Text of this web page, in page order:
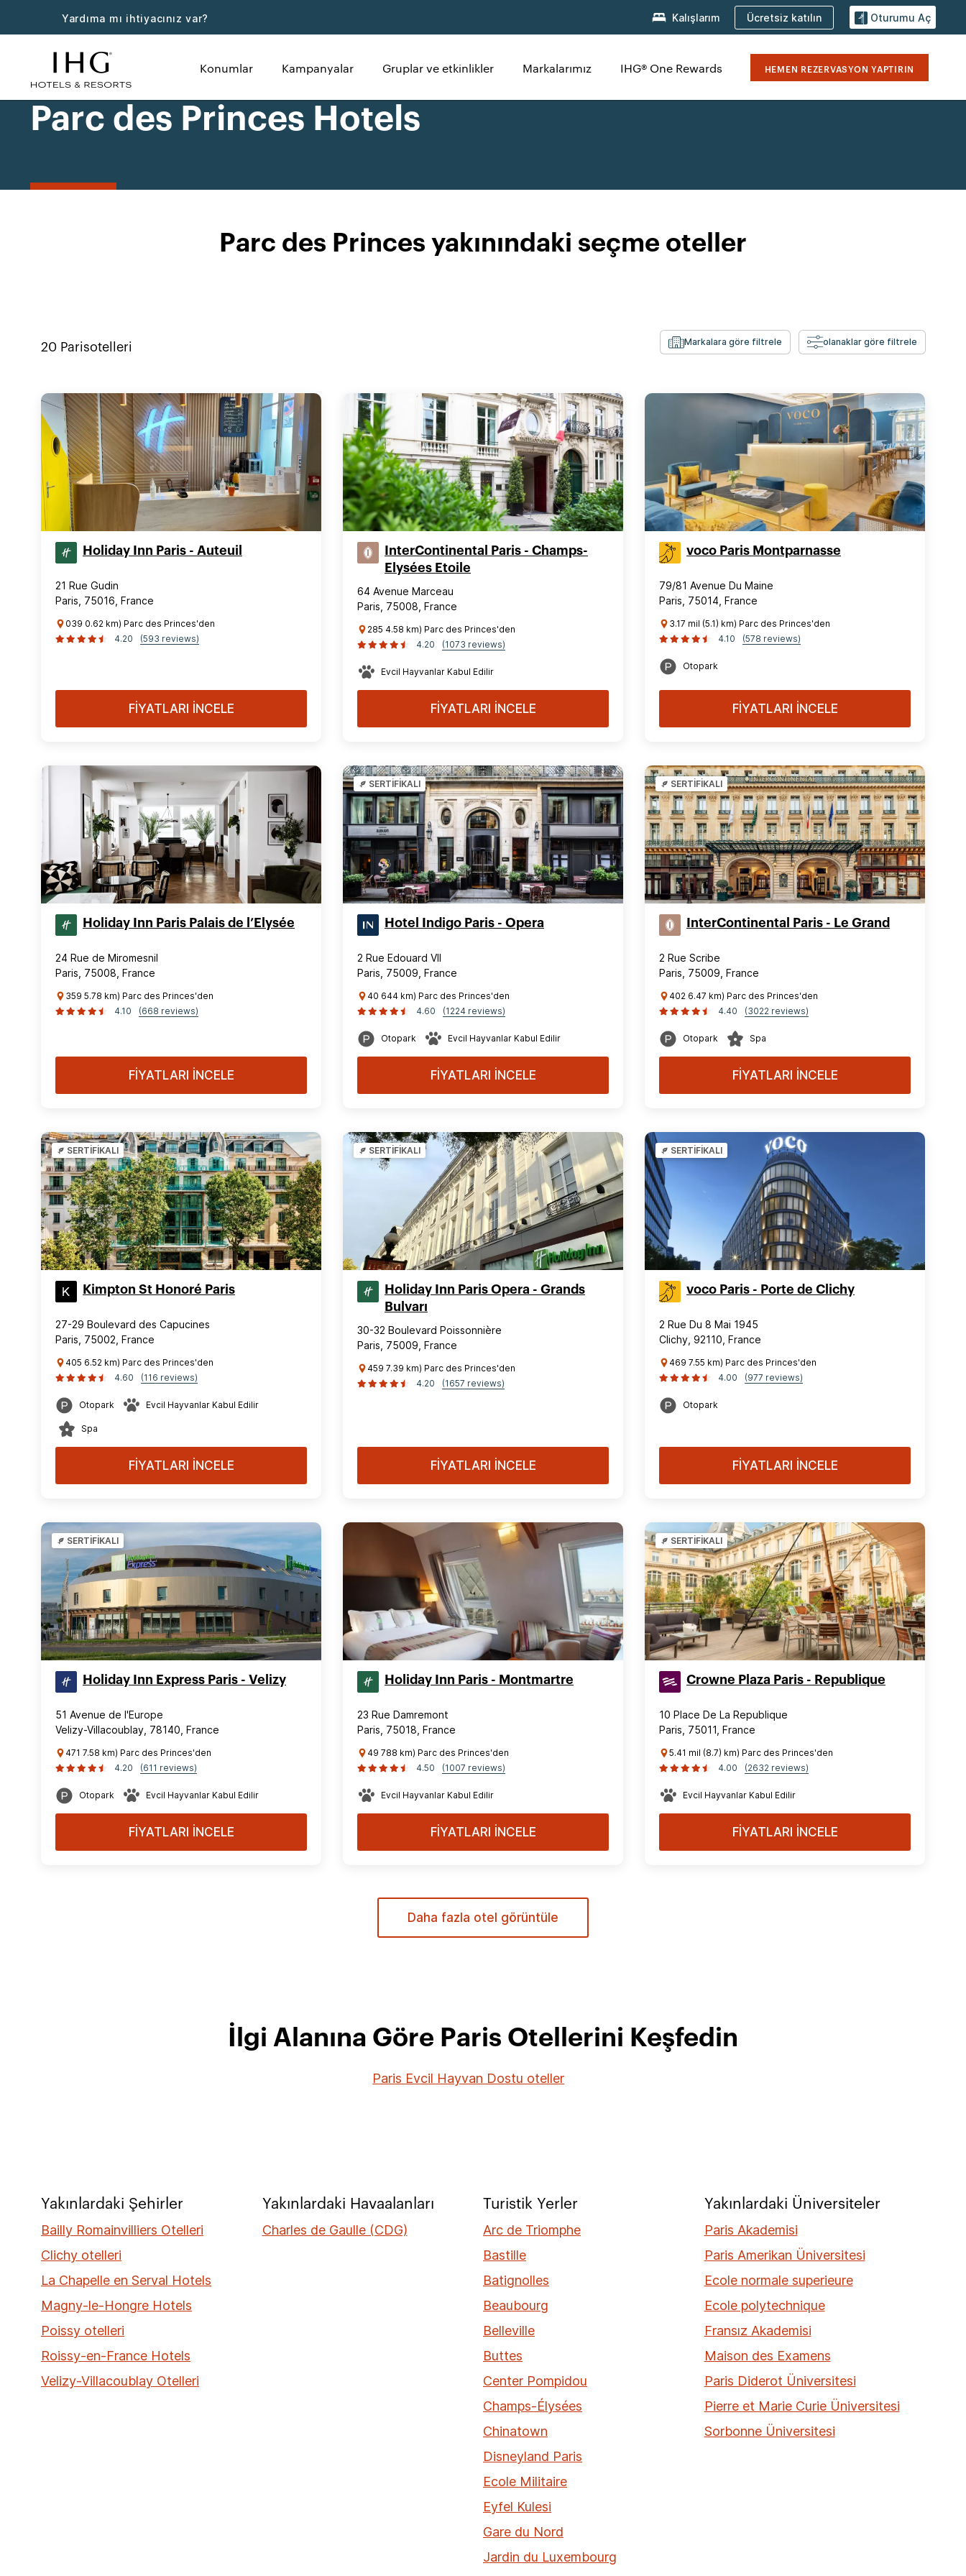
Yardıma mı ihtiyacınız var? Kalışlarım Ücretsiz katılın Oturumu Aç
Konumlar Kampanyalar Gruplar ve etkinlikler Markalarımız IHG® One Rewards HEMEN REZERVASYON YAPTIRIN
Parc des Princes Hotels
Parc des Princes yakınındaki seçme oteller
20 Parisotelleri Markalara göre filtrele olanaklar göre filtrele
Holiday Inn Paris - Auteuil
21 Rue Gudin
Paris, 75016, France
039 0.62 km) Parc des Princes'den
4.20
(593 reviews)
FİYATLARI İNCELE
InterContinental Paris - Champs-
Elysées Etoile
64 Avenue Marceau
Paris, 75008, France
285 4.58 km) Parc des Princes'den
4.20
(1073 reviews)
Evcil Hayvanlar Kabul Edilir
FİYATLARI İNCELE
voco Paris Montparnasse
79/81 Avenue Du Maine
Paris, 75014, France
3.17 mil (5.1) km) Parc des Princes'den
4.10
(578 reviews)
Otopark
FİYATLARI İNCELE
Holiday Inn Paris Palais de l’Elysée
24 Rue de Miromesnil
Paris, 75008, France
359 5.78 km) Parc des Princes'den
4.10
(668 reviews)
FİYATLARI İNCELE
SERTİFİKALI
Hotel Indigo Paris - Opera
2 Rue Edouard VII
Paris, 75009, France
40 644 km) Parc des Princes'den
4.60
(1224 reviews)
Otopark Evcil Hayvanlar Kabul Edilir
FİYATLARI İNCELE
SERTİFİKALI
InterContinental Paris - Le Grand
2 Rue Scribe
Paris, 75009, France
402 6.47 km) Parc des Princes'den
4.40
(3022 reviews)
Otopark Spa
FİYATLARI İNCELE
SERTİFİKALI
Kimpton St Honoré Paris
27-29 Boulevard des Capucines
Paris, 75002, France
405 6.52 km) Parc des Princes'den
4.60
(116 reviews)
Otopark Evcil Hayvanlar Kabul Edilir
Spa
FİYATLARI İNCELE
SERTİFİKALI
Holiday Inn Paris Opera - Grands
Bulvarı
30-32 Boulevard Poissonnière
Paris, 75009, France
459 7.39 km) Parc des Princes'den
4.20
(1657 reviews)
FİYATLARI İNCELE
SERTİFİKALI
voco Paris - Porte de Clichy
2 Rue Du 8 Mai 1945
Clichy, 92110, France
469 7.55 km) Parc des Princes'den
4.00
(977 reviews)
Otopark
FİYATLARI İNCELE
SERTİFİKALI
Holiday Inn Express Paris - Velizy
51 Avenue de l'Europe
Velizy-Villacoublay, 78140, France
471 7.58 km) Parc des Princes'den
4.20
(611 reviews)
Otopark Evcil Hayvanlar Kabul Edilir
FİYATLARI İNCELE
Holiday Inn Paris - Montmartre
23 Rue Damremont
Paris, 75018, France
49 788 km) Parc des Princes'den
4.50
(1007 reviews)
Evcil Hayvanlar Kabul Edilir
FİYATLARI İNCELE
SERTİFİKALI
Crowne Plaza Paris - Republique
10 Place De La Republique
Paris, 75011, France
5.41 mil (8.7) km) Parc des Princes'den
4.00
(2632 reviews)
Evcil Hayvanlar Kabul Edilir
FİYATLARI İNCELE
Daha fazla otel görüntüle
İlgi Alanına Göre Paris Otellerini Keşfedin
Paris Evcil Hayvan Dostu oteller
Yakınlardaki Şehirler
Bailly Romainvilliers Otelleri
Clichy otelleri
La Chapelle en Serval Hotels
Magny-le-Hongre Hotels
Poissy otelleri
Roissy-en-France Hotels
Velizy-Villacoublay Otelleri
Yakınlardaki Havaalanları
Charles de Gaulle (CDG)
Turistik Yerler
Arc de Triomphe
Bastille
Batignolles
Beaubourg
Belleville
Buttes
Center Pompidou
Champs-Élysées
Chinatown
Disneyland Paris
Ecole Militaire
Eyfel Kulesi
Gare du Nord
Jardin du Luxembourg
Yakınlardaki Üniversiteler
Paris Akademisi
Paris Amerikan Üniversitesi
Ecole normale superieure
Ecole polytechnique
Fransız Akademisi
Maison des Examens
Paris Diderot Üniversitesi
Pierre et Marie Curie Üniversitesi
Sorbonne Üniversitesi